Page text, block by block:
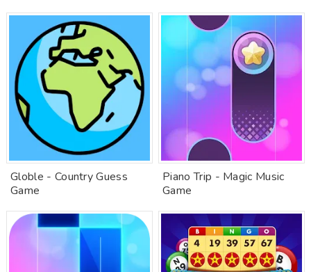
Globle - Country Guess
Game
Piano Trip - Magic Music
Game